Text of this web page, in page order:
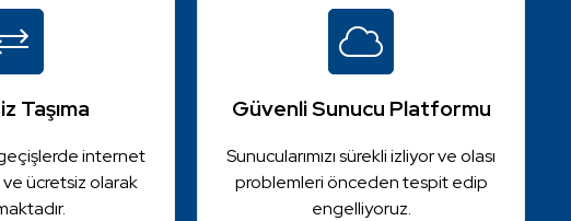
Taşıma
internet
ve ücretsiz olarak
Güvenli Sunucu Platformu
Sunucularımızı sürekli izliyor ve olası
problemleri önceden tespit edip
engelliyoruz.